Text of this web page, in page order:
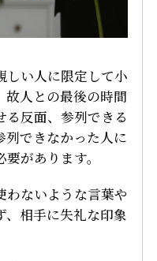
しい人に限定して小
故人との最後の時間
る反面、参列できる
列できなかった人に
があります。
わないような言葉や
、相手に失礼な印象